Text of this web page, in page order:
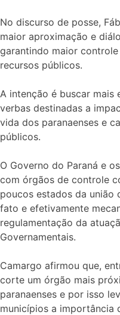
No discurso de posse,
maior aproximação e
garantindo maior
recursos públicos.
A intenção é buscar mais
verbas destinadas a
vida dos paranaenses e
públicos.
O Governo do Paraná e
com órgãos de controle
poucos estados da união
fato e efetivamente
regulamentação da
Governamentais.
Camargo afirmou que,
corte um órgão mais
paranaenses e por isso
municípios a importância